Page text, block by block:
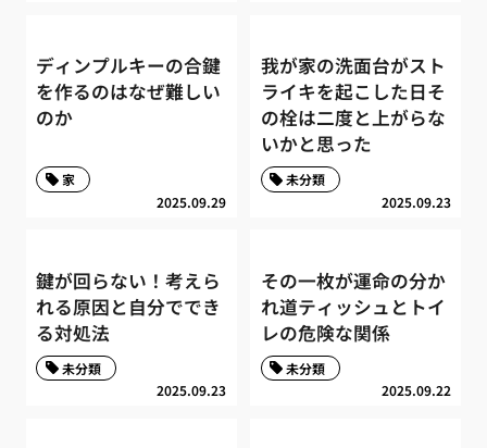
ディンプルキーの合鍵
を作るのはなぜ難しい
のか
2025.09.29
家
我が家の洗面台がスト
ライキを起こした日そ
の栓は二度と上がらな
いかと思った
2025.09.23
未分類
鍵が回らない！考えら
れる原因と自分ででき
る対処法
2025.09.23
未分類
その一枚が運命の分か
れ道ティッシュとトイ
レの危険な関係
2025.09.22
未分類